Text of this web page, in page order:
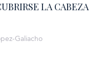
LA CABEZA
Galiacho